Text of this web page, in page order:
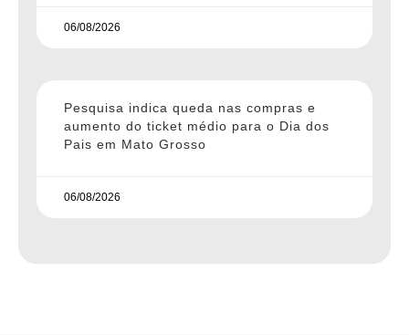
06/08/2026
Pesquisa indica queda nas compras e
aumento do ticket médio para o Dia dos
Pais em Mato Grosso
06/08/2026